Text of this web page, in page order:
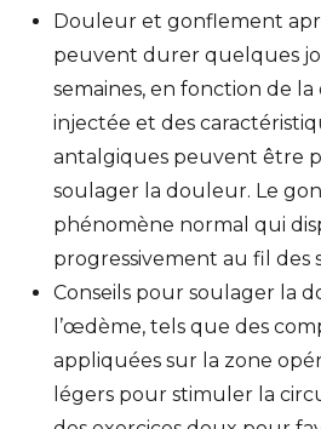
Douleur et gonflement
peuvent durer quelques
semaines, en fonction de
injectée et des
antalgiques peuvent être
soulager la douleur. Le
phénomène normal qui
progressivement au fil des
Conseils pour soulager la
l’œdème, tels que des
appliquées sur la zone
légers pour stimuler la